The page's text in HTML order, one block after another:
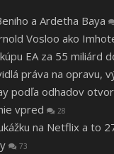
a Ardetha Baya
Vosloo ako
EA za 55 miliárd
práva na opravu,
podľa odhadov
vpred 28
na Netflix a to
73